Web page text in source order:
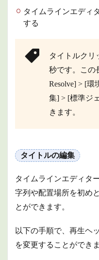
タイムラインエディ
する
タイトルクリ
秒です。この
Resolve] > [
集] > [標準ジ
きます。
タイトルの編集
タイムラインエディタ
字列や配置場所を初め
とができます。
以下の手順で、再生ヘ
を変更することができま